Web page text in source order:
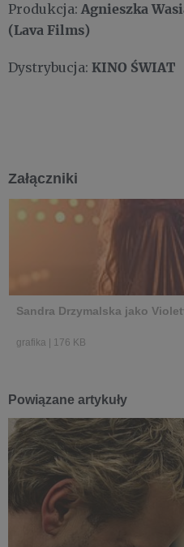
Produkcja: Agnieszka
(Lava Films)
Dystrybucja: KINO ŚWIAT
Załączniki
Sandra Drzymalska jako
grafika 176 KB
Powiązane artykuły